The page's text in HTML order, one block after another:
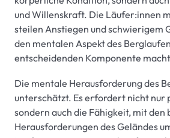
und Willenskraft. Die Läufer:innen
steilen Anstiegen und schwierigem
den mentalen Aspekt des
entscheidenden Komponente
Die mentale Herausforderung des
unterschätzt. Es erfordert nicht nur
sondern auch die Fähigkeit, mit den
Herausforderungen des Geländes